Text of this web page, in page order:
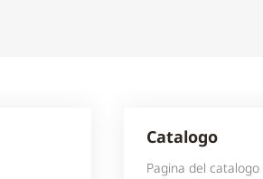
Catalogo
Pagina del catalogo